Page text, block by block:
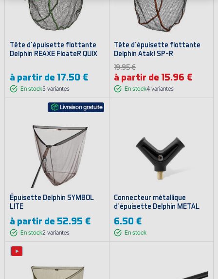
Tête d'épuisette flottante
Delphin REAXE FloateR QUIX
à partir de 17.50 €
En stock5 variantes
Tête d'épuisette flottante
Delphin Atak! SP-R
19.95 €
à partir de 15.96 €
En stock4 variantes
Livraison gratuite
Épuisette Delphin SYMBOL
LITE
à partir de 52.95 €
En stock2 variantes
Connecteur métallique
d'épuisette Delphin METAL
6.50 €
En stock